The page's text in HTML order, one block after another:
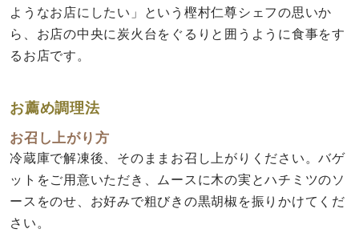
ようなお店にしたい」という樫村仁尊シェフの思いか
ら、お店の中央に炭火台をぐるりと囲うように食事をす
るお店です。
お薦め調理法
お召し上がり方
冷蔵庫で解凍後、そのままお召し上がりください。バゲ
ットをご用意いただき、ムースに木の実とハチミツのソ
ースをのせ、お好みで粗びきの黒胡椒を振りかけてくだ
さい。